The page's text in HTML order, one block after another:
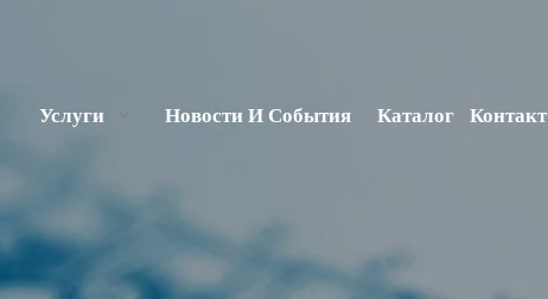
Услуги Новости И События Каталог Контакт